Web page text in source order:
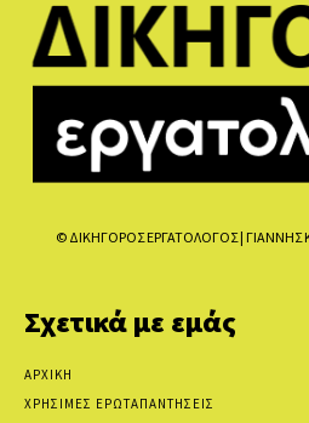
© ΔΙΚΗΓΟΡΟΣ ΕΡΓΑΤΟΛΟΓΟΣ | ΓΙΑΝΝΗΣ
Σχετικά με εμάς
ΑΡΧΙΚΗ
ΧΡΗΣΙΜΕΣ ΕΡΩΤΑΠΑΝΤΗΣΕΙΣ